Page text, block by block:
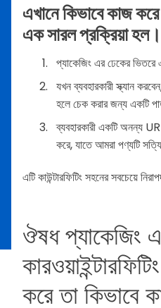
এখানে কিভাবে কাজ
এক সারল প্রক্রিয়া হল।
প্যাকেজিং এর ঢেকের
যখন ব্যবহারকারী স্ক্যান
হলে চেক করার জন্য একটি
ব্যবহারকারী একটি অনন্য
করে, যাতে আমরা পণ্যটি
এটি কাউন্টারফিটিং সহনের সবচেয়ে
ঔষধ
করে তা কিভাবে